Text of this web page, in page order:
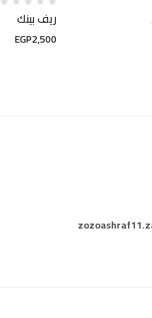
ريف بينك
EGP2,500